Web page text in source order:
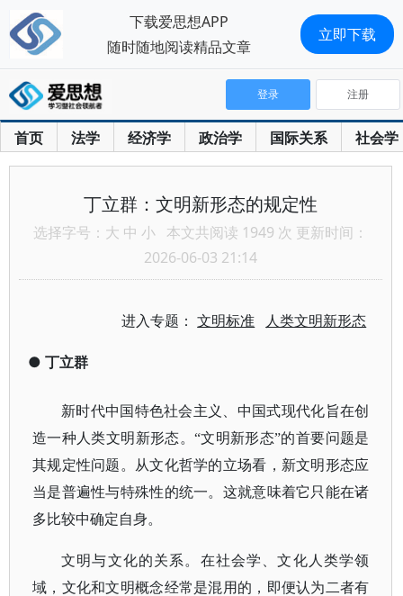
首页 法学 经济学 政治学 国际关系 社会学
登录 注册
丁立群：文明新形态的规定性
选择字号： 大 中 小 本文共阅读 1949 次 更新时间：
2026-06-03 21:14
进入专题：文明标准 人类文明新形态
● 丁立群
新时代中国特色社会主义、中国式现代化旨在创
造一种人类文明新形态。 “文明新形态”的首要问题是
其规定性问题。从文化哲学的立场看，新文明形态应
当是普遍性与特殊性的统一。这就意味着它只能在诸
多比较中确定自身。
文明与文化的关系。在社会学、文化人类学领
域，文化和文明概念经常是混用的，即便认为二者有
下载爱思想APP
随时随地阅读精品文章
立即下载